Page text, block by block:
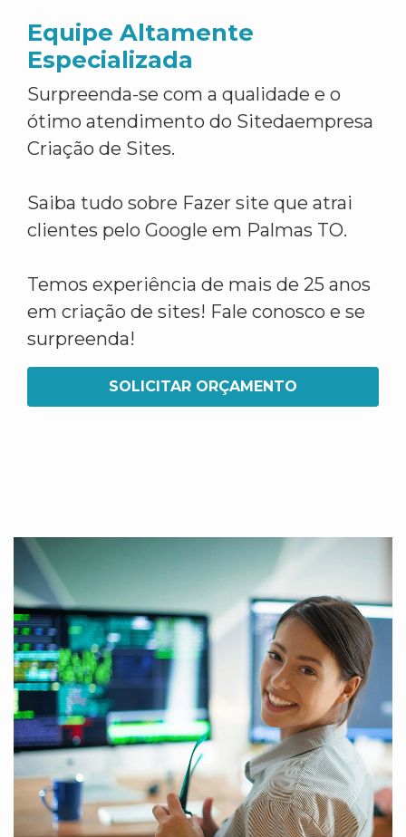
Equipe Altamente
Especializada
Surpreenda-se com a qualidade e o
ótimo atendimento do Sitedaempresa
Criação de Sites.
Saiba tudo sobre Fazer site que atrai
clientes pelo Google em Palmas TO.
Temos experiência de mais de 25 anos
em criação de sites! Fale conosco e se
surpreenda!
SOLICITAR ORÇAMENTO